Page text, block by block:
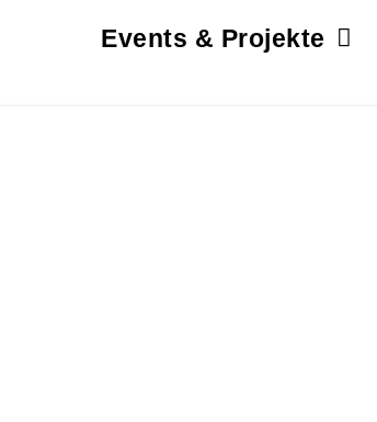
Events & Projekte